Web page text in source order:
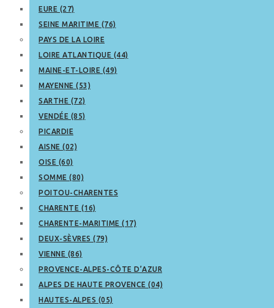
EURE (27)
SEINE MARITIME (76)
PAYS DE LA LOIRE
LOIRE ATLANTIQUE (44)
MAINE-ET-LOIRE (49)
MAYENNE (53)
SARTHE (72)
VENDÉE (85)
PICARDIE
AISNE (02)
OISE (60)
SOMME (80)
POITOU-CHARENTES
CHARENTE (16)
CHARENTE-MARITIME (17)
DEUX-SÈVRES (79)
VIENNE (86)
PROVENCE-ALPES-CÔTE D’AZUR
ALPES DE HAUTE PROVENCE (04)
HAUTES-ALPES (05)